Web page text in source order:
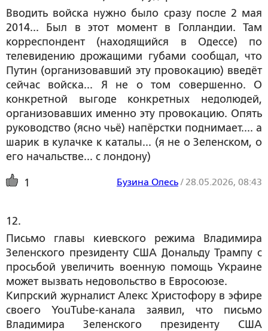
Вводить войска нужно было сразу после 2 мая
2014... Был в этот момент в Голландии. Там
корреспондент (находящийся в Одессе) по
телевидению дрожащими губами сообщал, что
Путин (организовавший эту провокацию) введёт
сейчас войска... Я не о том совершенно. О
конкретной выгоде конкретных недолюдей,
организовавших именно эту провокацию. Опять
руководство (ясно чьё) напёрстки поднимает.... а
шарик в кулачке к каталы... (я не о Зеленском, о
его начальстве... с лондону)
1 Бузина Олесь/ 28.05.2026, 08:43
12.
Письмо главы киевского режима Владимира
Зеленского президенту США Дональду Трампу с
просьбой увеличить военную помощь Украине
может вызвать недовольство в Евросоюзе.
Кипрский журналист Алекс Христофору в эфире
своего YouTube-канала заявил, что письмо
Владимира Зеленского президенту США